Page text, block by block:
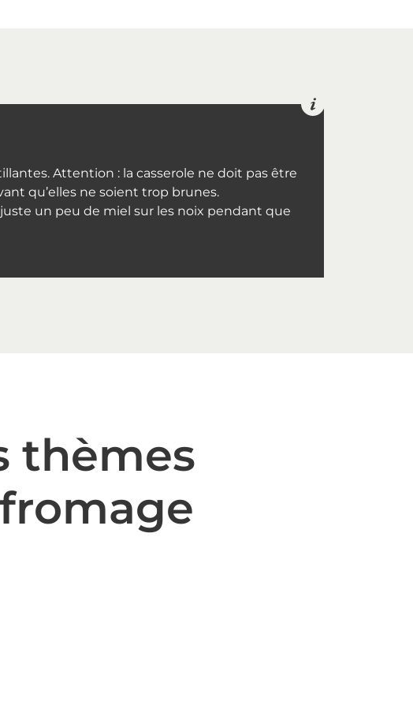
Attention : la casserole ne doit pas être
qu’elles ne soient trop brunes.
un peu de miel sur les noix pendant que
thèmes